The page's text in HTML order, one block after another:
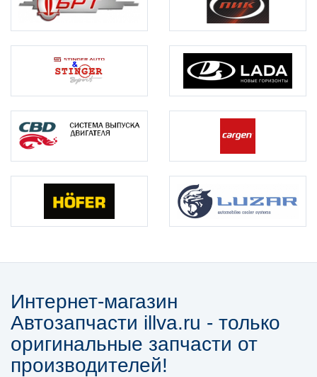
Интернет-магазин
Автозапчасти illva.ru - только
оригинальные запчасти от
производителей!